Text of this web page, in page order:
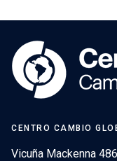
CENTRO CAMBIO
Vicuña Mackenna